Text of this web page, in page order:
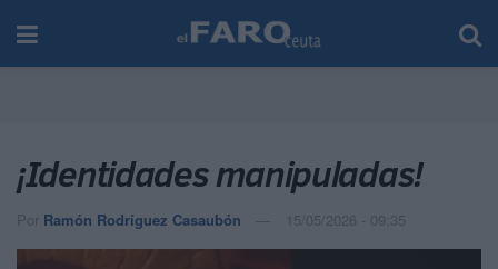
¡Identidades manipuladas!
Por Ramón Rodríguez Casaubón 15/05/2026 - 09:35